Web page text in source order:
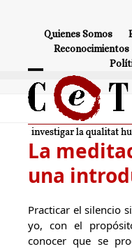
Quienes Somos
Reconocimientos
Open
mobile
menu
Close
mobile
menu
La
una
Practicar el silencio
yo, con el
conocer que se